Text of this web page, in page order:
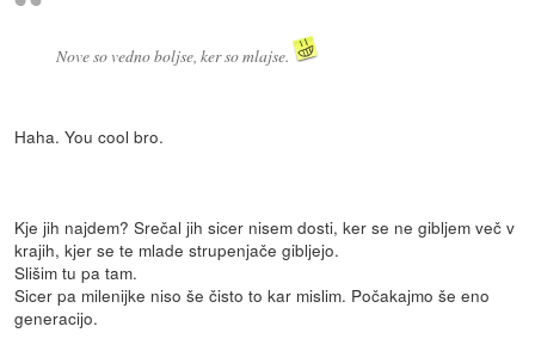
Nove so vedno boljse, ker so mlajse.
Haha. You cool bro.
Kje jih najdem? Srečal jih sicer nisem dosti, ker se ne gibljem več v
krajih, kjer se te mlade strupenjače gibljejo.
Slišim tu pa tam.
Sicer pa milenijke niso še čisto to kar mislim. Počakajmo še eno
generacijo.